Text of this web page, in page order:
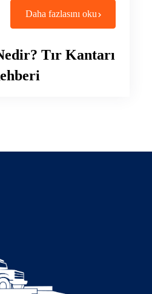
Daha fazlasını oku
Tır Kantarı